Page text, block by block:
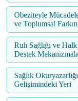
Obeziteyle
ve Toplumsal
Ruh Sağlığı ve
Destek
Sağlık
Gelişimindeki Yeri